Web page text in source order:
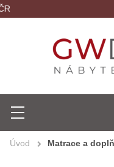
Hledat
Menu
Úvod Matrace a